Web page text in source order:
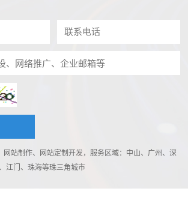
网站制作、网站定制开发，服务区域：中山、广州、深
江门、珠海等珠三角城市